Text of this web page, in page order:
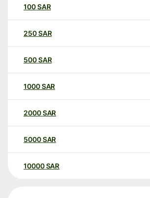
100SAR
250SAR
500SAR
1000SAR
2000SAR
5000SAR
10000 SAR